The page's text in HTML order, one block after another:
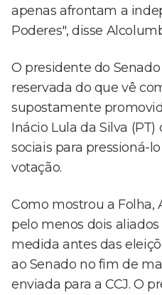
apenas afrontam a
Poderes", disse
O presidente do
reservada do que vê
supostamente
Inácio Lula da Silva
sociais para pressioná-
votação.
Como mostrou a Folha,
pelo menos dois
medida antes das
ao Senado no fim de
enviada para a CCJ. O